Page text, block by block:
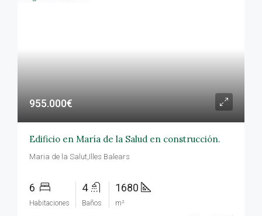
955.000€
Edificio en María de la Salud en construcción.
Maria de la Salut,Illes Balears
6
Habitaciones
4
Baños
1680
m²